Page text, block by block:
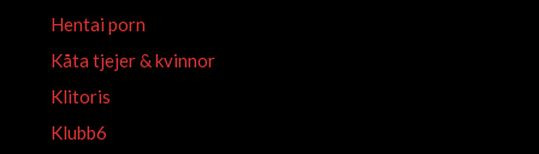
Hentai porn
Kåta tjejer & kvinnor
Klitoris
Klubb6